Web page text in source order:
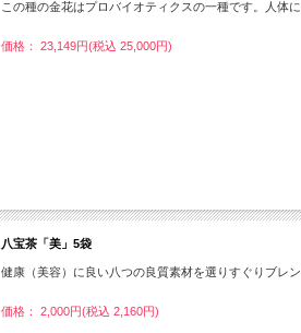
この種の金花はプロバイオティクスの一種です。人体
価格： 23,149円(税込 25,000円)
八宝茶「美」5袋
健康（美容）に良い八つの良質素材を選りすぐりブレ
価格： 2,000円(税込 2,160円)